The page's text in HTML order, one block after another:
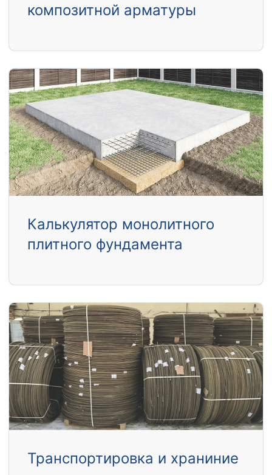
композитной арматуры
Калькулятор монолитного
плитного фундамента
Транспортировка и храниние